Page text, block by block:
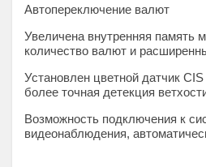
Автопереключение валют
Увеличена внутренняя
количество валют и
Установлен цветной датчик
более точная детекция
Возможность подключения к
видеонаблюдения,